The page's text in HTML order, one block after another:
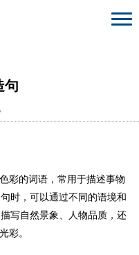
句
彩的词语，常用于描述事物
时，可以通过不同的语境和
写自然景象、人物品质，还
彩。